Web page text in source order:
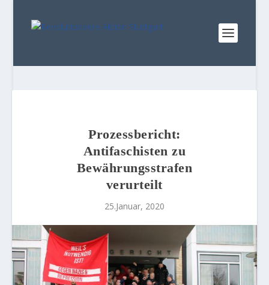
Prozessbericht:
Antifaschisten zu
Bewährungsstrafen
verurteilt
25.Januar, 2020